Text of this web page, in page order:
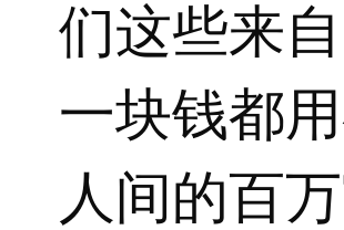
们这些来
一块钱都
人间的百